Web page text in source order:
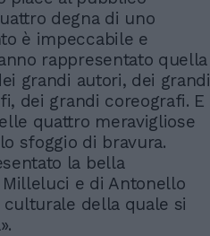
degna di uno
è impeccabile e
rappresentato quella
grandi autori, dei grandi
dei grandi coreografi. E
quattro meravigliose
sfoggio di bravura.
la bella
e di Antonello
culturale della quale si